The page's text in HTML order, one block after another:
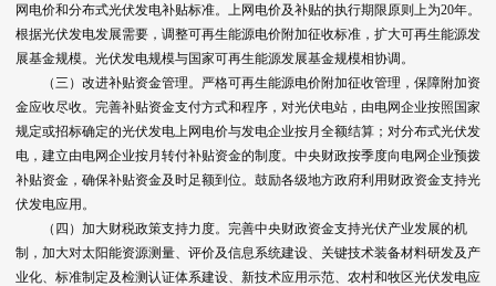
网电价和分布式光伏发电补贴标准。上网电价及补贴的执行期限原则上为20年。
根据光伏发电发展需要，调整可再生能源电价附加征收标准，扩大可再生能源发
展基金规模。光伏发电规模与国家可再生能源发展基金规模相协调。
（三）改进补贴资金管理。严格可再生能源电价附加征收管理，保障附加资
金应收尽收。完善补贴资金支付方式和程序，对光伏电站，由电网企业按照国家
规定或招标确定的光伏发电上网电价与发电企业按月全额结算；对分布式光伏发
电，建立由电网企业按月转付补贴资金的制度。中央财政按季度向电网企业预拨
补贴资金，确保补贴资金及时足额到位。鼓励各级地方政府利用财政资金支持光
伏发电应用。
（四）加大财税政策支持力度。完善中央财政资金支持光伏产业发展的机
制，加大对太阳能资源测量、评价及信息系统建设、关键技术装备材料研发及产
业化、标准制定及检测认证体系建设、新技术应用示范、农村和牧区光伏发电应